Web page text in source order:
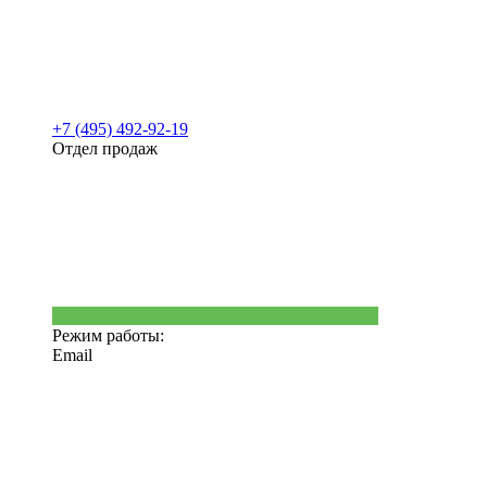
+7 (495) 492-92-19
Отдел продаж
Режим работы:
Email